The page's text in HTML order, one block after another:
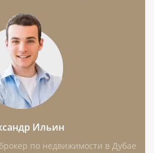
— Modon.
первая линия, пляж,
частичная
терраса, бассейн,
Ильин
по недвижимости в Дубае